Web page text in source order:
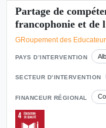
Partage de
francophonie et de
GRoupement des
PAYS D’INTERVENTION
SECTEUR D’INTERVENTION
FINANCEUR RÉGIONAL